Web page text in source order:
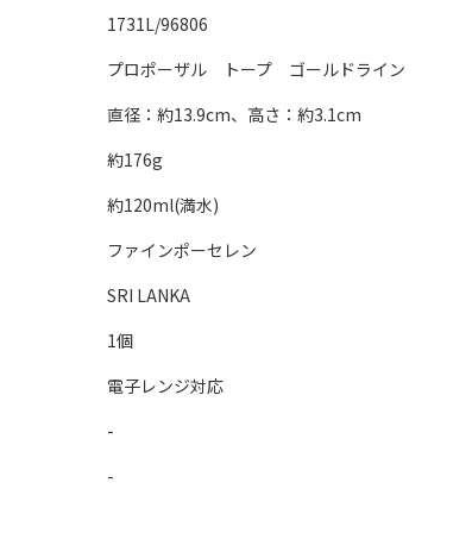
1731L/96806
プロポーザル トープ ゴールドライン
直径：約13.9cm、高さ：約3.1cm
約176g
約120ml(満水)
ファインポーセレン
SRI LANKA
1個
電子レンジ対応
-
-